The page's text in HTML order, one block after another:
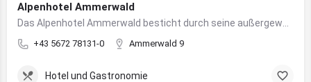
Alpenhotel Ammerwald
+43 5672 78131-0 Ammerwald 9
Hotel und Gastronomie